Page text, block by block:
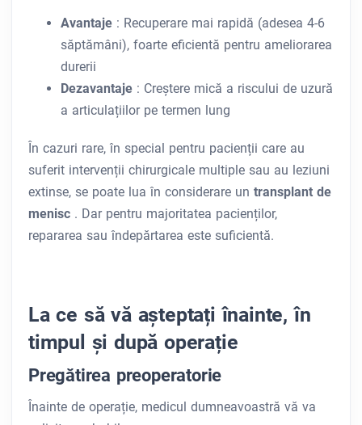
Avantaje : Recuperare mai rapidă (adesea 4-6
săptămâni), foarte eficientă pentru ameliorarea
durerii
Dezavantaje : Creștere mică a riscului de uzură
a articulațiilor pe termen lung
În cazuri rare, în special pentru pacienții care au
suferit intervenții chirurgicale multiple sau au leziuni
extinse, se poate lua în considerare un transplant de
menisc . Dar pentru majoritatea pacienților,
repararea sau îndepărtarea este suficientă.
La ce să vă așteptați înainte, în
timpul și după operație
Pregătirea preoperatorie
Înainte de operație, medicul dumneavoastră vă va